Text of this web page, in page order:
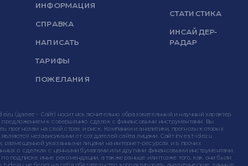
ИНФОРМАЦИЯ
СПРАВКА
НАПИСАТЬ
ТАРИФЫ
ПОЖЕЛАНИЯ
СТАТИСТИКА
ИНСАЙДЕР-
РАДАР
(далее - Сайт) носит исключительно образовательный и научный характер
предложением к совершению сделок с финансовыми инструментами. Вы
прогнозам на свой страх и риск. Компании и аналитики, прогнозы которых
независимыми от создателей сайта лицами. Сайт invest-idei.ru
размещенной указанными лицами на интернет-ресурсах и в прочих
о сделках с ценными бумагами или другими финансовыми инструментами.
по подписке иные рекомендации, а также раньше или позже того, как они были